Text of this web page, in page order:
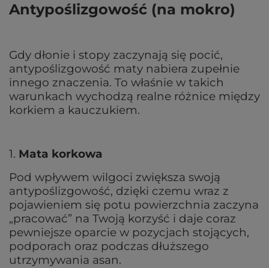
Antypoślizgowość (na mokro)
Gdy dłonie i stopy zaczynają się pocić,
antypoślizgowość maty nabiera zupełnie
innego znaczenia. To właśnie w takich
warunkach wychodzą realne różnice między
korkiem a kauczukiem.
1. Mata korkowa
Pod wpływem wilgoci zwiększa swoją
antypoślizgowość, dzięki czemu wraz z
pojawieniem się potu powierzchnia zaczyna
„pracować” na Twoją korzyść i daje coraz
pewniejsze oparcie w pozycjach stojących,
podporach oraz podczas dłuższego
utrzymywania asan.